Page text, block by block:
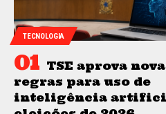
TECNOLOGIA
TSE aprova
regras para uso de
inteligência